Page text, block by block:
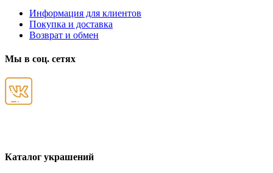
Информация для клиентов
Покупка и доставка
Возврат и обмен
Мы в соц. сетях
Каталог украшений